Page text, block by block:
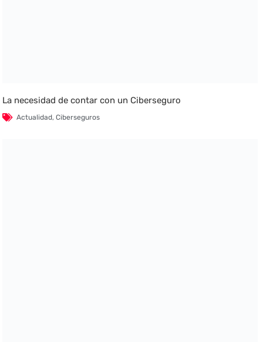
La necesidad de contar con un Ciberseguro
Actualidad,Ciberseguros